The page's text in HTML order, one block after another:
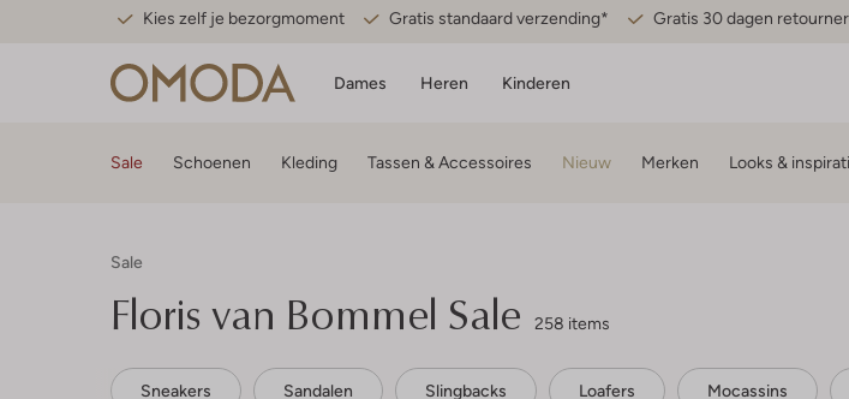
Kies zelf je bezorgmoment Gratis standaard verzending* Gratis 30 dagen
Dames Heren Kinderen
Sale Schoenen Kleding Tassen & Accessoires Nieuw Merken Looks &
Sale
Floris van Bommel Sale 258 items
Sneakers Sandalen Slingbacks Loafers Mocassins